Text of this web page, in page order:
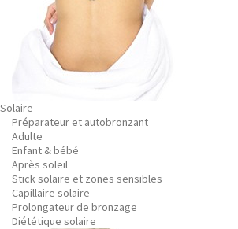
Solaire
Préparateur et autobronzant
Adulte
Enfant & bébé
Après soleil
Stick solaire et zones sensibles
Capillaire solaire
Prolongateur de bronzage
Diététique solaire